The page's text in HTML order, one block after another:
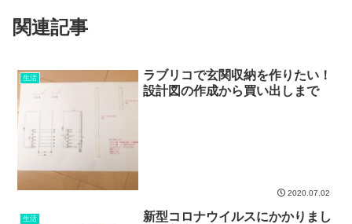
関連記事
生活
ラブリコで玄関収納を作りたい！
設計図の作成から買い出しまで
2020.07.02
生活
新型コロナウイルスにかかりまし